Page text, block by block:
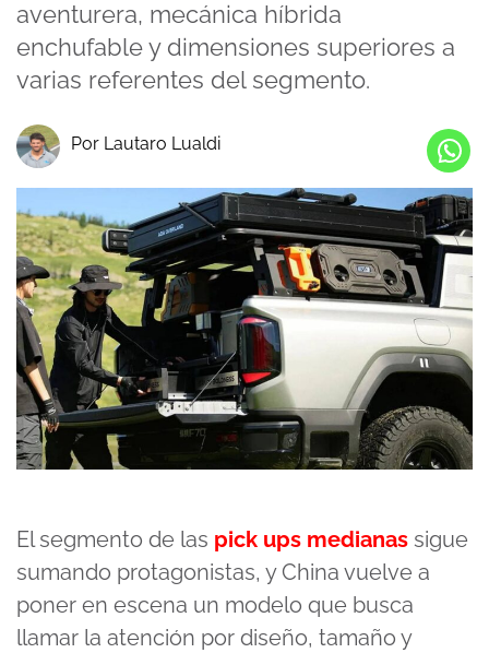
aventurera, mecánica híbrida
enchufable y dimensiones superiores a
varias referentes del segmento.
Por Lautaro Lualdi
El segmento de las pick ups medianas sigue
sumando protagonistas, y China vuelve a
poner en escena un modelo que busca
llamar la atención por diseño, tamaño y